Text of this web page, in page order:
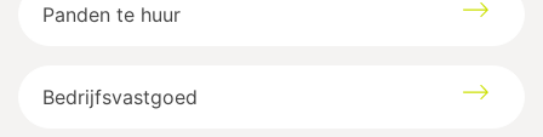
Boudewijnlaan
Panden te huur
Bedrijfsvastgoed